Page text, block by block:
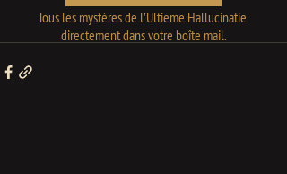
Tous les mystères de l’Ultieme Hallucinatie
directement dans votre boîte mail.